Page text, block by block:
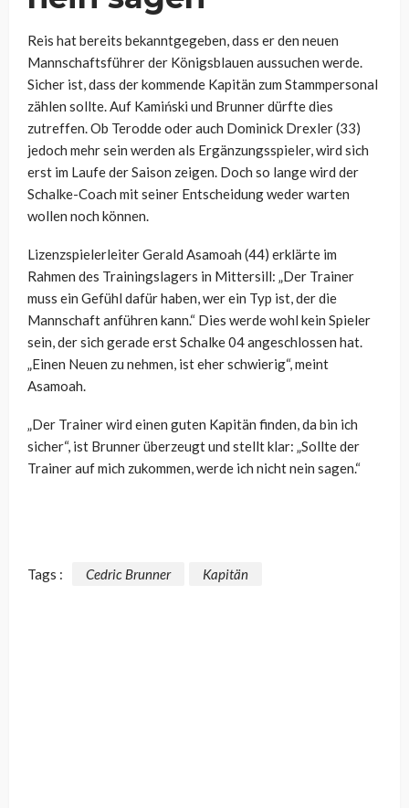
Reis hat bereits bekanntgegeben, dass er den neuen
Mannschaftsführer der Königsblauen aussuchen werde.
Sicher ist, dass der kommende Kapitän zum Stammpersonal
zählen sollte. Auf Kamiński und Brunner dürfte dies
zutreffen. Ob Terodde oder auch Dominick Drexler (33)
jedoch mehr sein werden als Ergänzungsspieler, wird sich
erst im Laufe der Saison zeigen. Doch so lange wird der
Schalke-Coach mit seiner Entscheidung weder warten
wollen noch können.
Lizenzspielerleiter Gerald Asamoah (44) erklärte im
Rahmen des Trainingslagers in Mittersill: „Der Trainer
muss ein Gefühl dafür haben, wer ein Typ ist, der die
Mannschaft anführen kann.“ Dies werde wohl kein Spieler
sein, der sich gerade erst Schalke 04 angeschlossen hat.
„Einen Neuen zu nehmen, ist eher schwierig“, meint
Asamoah.
„Der Trainer wird einen guten Kapitän finden, da bin ich
sicher“, ist Brunner überzeugt und stellt klar: „Sollte der
Trainer auf mich zukommen, werde ich nicht nein sagen.“
Tags : Cedric Brunner Kapitän